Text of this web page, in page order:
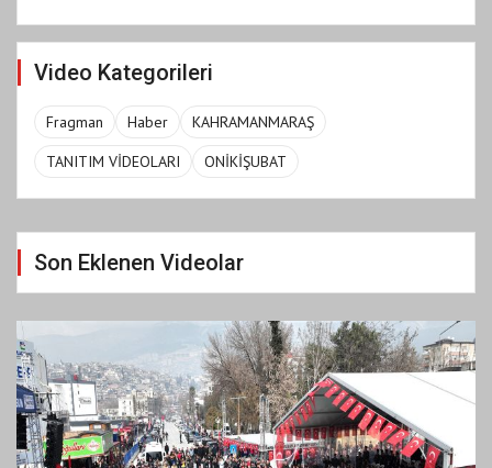
Video Kategorileri
Fragman Haber
KAHRAMANMARAŞ
TANITIM VİDEOLARI
ONİKİŞUBAT
Son Eklenen Videolar